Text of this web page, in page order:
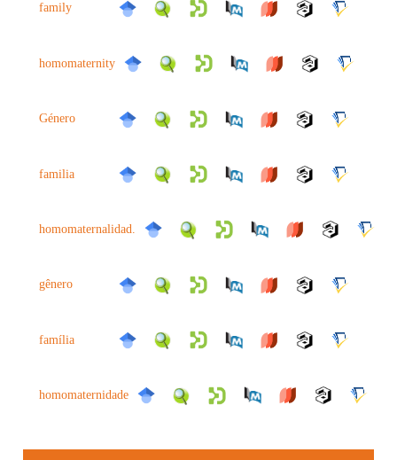
family
homomaternity
Género
familia
homomaternalidad.
gênero
família
homomaternidade